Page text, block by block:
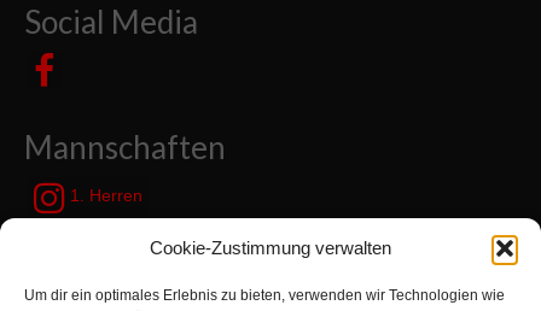
Cookie-Zustimmung verwalten
Um dir ein optimales Erlebnis zu bieten, verwenden wir Technologien wie
Social Media
Mannschaften
1. Herren
JSG Zetel / Friesische Wehde